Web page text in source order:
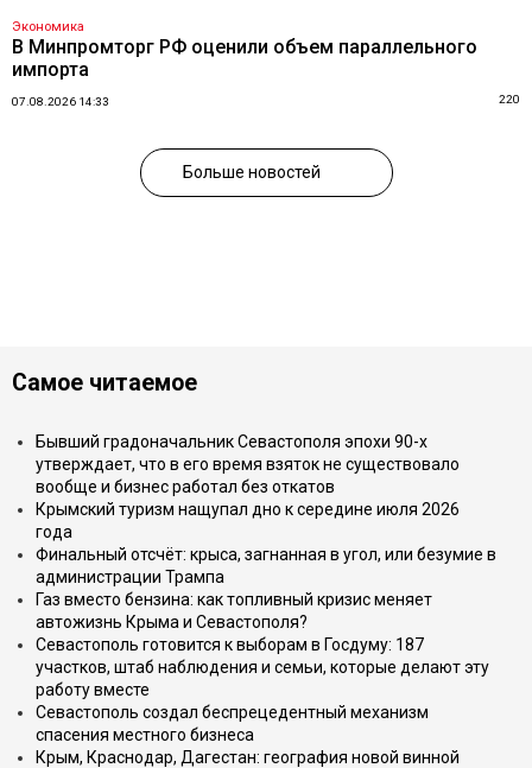
Экономика
В Минпромторг РФ оценили объем параллельного
импорта
07.08.2026 14:33 220
Больше новостей
Самое читаемое
Бывший градоначальник Севастополя эпохи 90-х
утверждает, что в его время взяток не существовало
вообще и бизнес работал без откатов
Крымский туризм нащупал дно к середине июля 2026
года
Финальный отсчёт: крыса, загнанная в угол, или безумие в
администрации Трампа
Газ вместо бензина: как топливный кризис меняет
автожизнь Крыма и Севастополя?
Севастополь готовится к выборам в Госдуму: 187
участков, штаб наблюдения и семьи, которые делают эту
работу вместе
Севастополь создал беспрецедентный механизм
спасения местного бизнеса
Крым, Краснодар, Дагестан: география новой винной